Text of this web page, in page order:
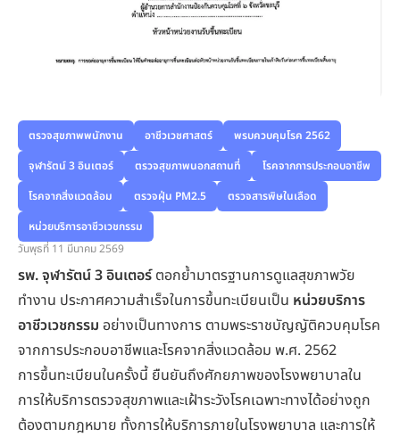
ตรวจสุขภาพพนักงาน อาชีวเวชศาสตร์
พรบควบคุมโรค 2562
จุฬารัตน์ 3 อินเตอร์
ตรวจสุขภาพนอกสถานที่
โรคจากการประกอบอาชีพ
โรคจากสิ่งแวดล้อม
ตรวจฝุ่น PM2.5
ตรวจสารพิษในเลือด
หน่วยบริการอาชีวเวชกรรม
วันพุธที่ 11 มีนาคม 2569
รพ. จุฬารัตน์ 3 อินเตอร์ตอกย้ำมาตรฐานการดูแลสุขภาพวัย
ทำงาน ประกาศความสำเร็จในการขึ้นทะเบียนเป็น หน่วยบริการ
อาชีวเวชกรรม อย่างเป็นทางการ ตามพระราชบัญญัติควบคุมโรค
จากการประกอบอาชีพและโรคจากสิ่งแวดล้อม พ.ศ. 2562
การขึ้นทะเบียนในครั้งนี้ ยืนยันถึงศักยภาพของโรงพยาบาลใน
การให้บริการตรวจสุขภาพและเฝ้าระวังโรคเฉพาะทางได้อย่างถูก
ต้องตามกฎหมาย ทั้งการให้บริการภายในโรงพยาบาล และการให้